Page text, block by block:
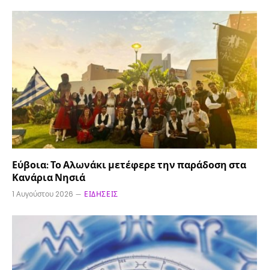
Εύβοια: Το Αλωνάκι μετέφερε την παράδοση στα
Κανάρια Νησιά
1 Αυγούστου 2026 ΕΙΔΉΣΕΙΣ